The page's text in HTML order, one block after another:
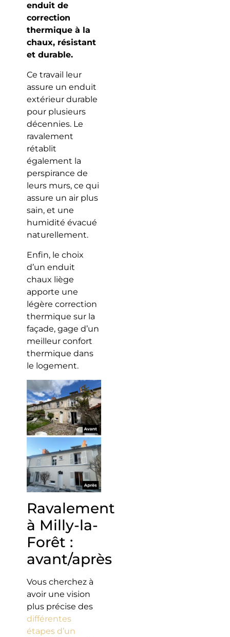
enduit de
correction
thermique à la
chaux, résistant
et durable.
Ce travail leur
assure un enduit
extérieur durable
pour plusieurs
décennies. Le
ravalement
rétablit
également la
perspirance de
leurs murs, ce qui
assure un air plus
sain, et une
humidité évacué
naturellement.
Enfin, le choix
d’un enduit
chaux liège
apporte une
légère correction
thermique sur la
façade, gage d’un
meilleur confort
thermique dans
le logement.
Ravalement
à Milly-la-
Forêt :
avant/après
Vous cherchez à
avoir une vision
plus précise des
différentes
étapes d’un